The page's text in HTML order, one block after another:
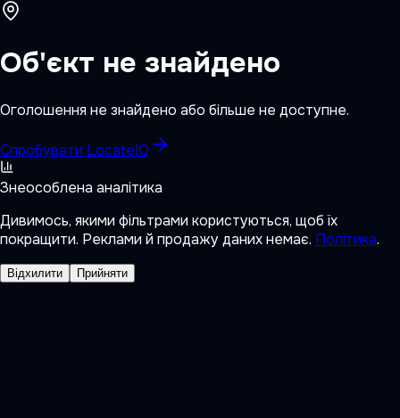
Об'єкт не знайдено
Оголошення не знайдено або більше не доступне.
Спробувати LocateIQ
Знеособлена аналітика
Дивимось, якими фільтрами користуються, щоб їх
покращити. Реклами й продажу даних немає. Політика.
Відхилити Прийняти